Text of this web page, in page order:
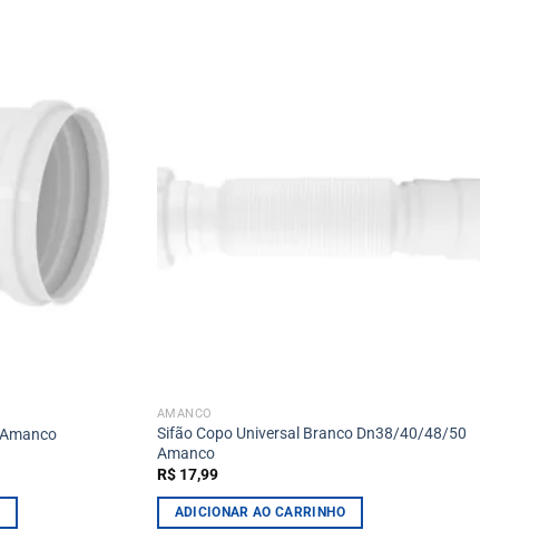
AMANCO
Sifão Copo Universal Branco Dn38/40/48/50
Amanco
R$17,99
ADICIONAR AO CARRINHO